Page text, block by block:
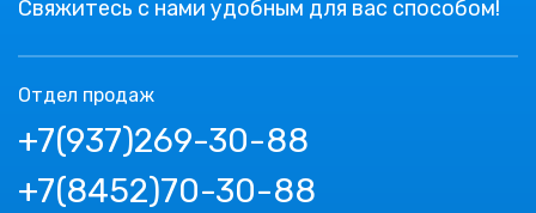
Свяжитесь с нами удобным для вас способом!
Отдел продаж
+7(937)269-30-88
+7(8452)70-30-88